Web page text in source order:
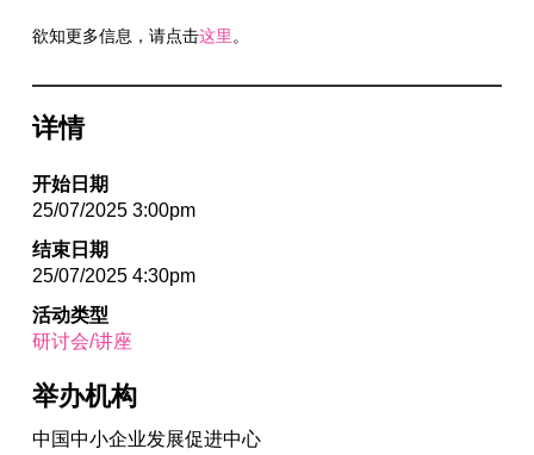
欲知更多信息，请点击这里 。
详情
开始日期
25/07/2025 3:00pm
结束日期
25/07/2025 4:30pm
活动类型
研讨会/讲座
举办机构
中国中小企业发展促进中心